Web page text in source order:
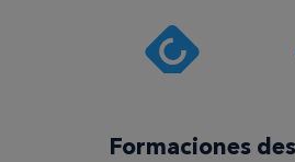
política de
privacidad .*
¡QuieroFormaciones